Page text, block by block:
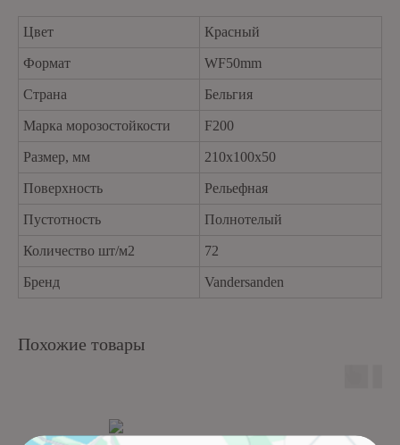
Цвет Красный
Формат WF50mm
Страна Бельгия
Марка морозостойкости F200
Размер, мм 210x100x50
Поверхность Рельефная
Пустотность Полнотелый
Количество шт/м2 72
Бренд Vandersanden
Похожие товары